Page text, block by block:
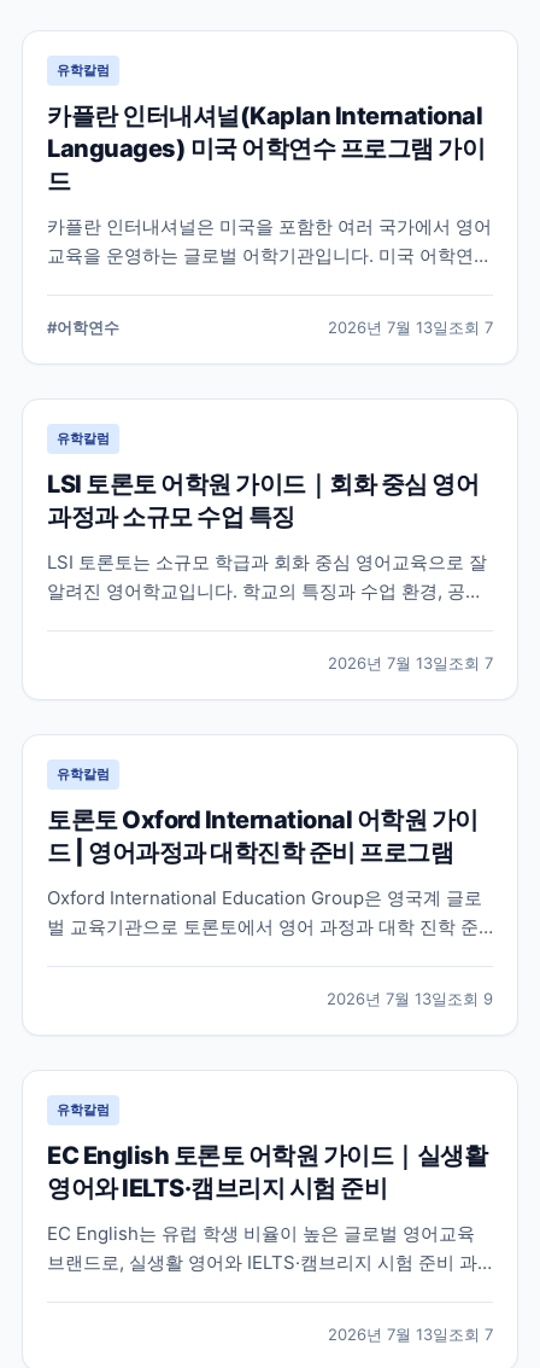
유학칼럼
카플란 인터내셔널(Kaplan International
Languages) 미국 어학연수 프로그램 가이
드
카플란 인터내셔널은 미국을 포함한 여러 국가에서 영어
교육을 운영하는 글로벌 어학기관입니다. 미국 어학연수
#어학연수 2026년 7월 13일조회 7
유학칼럼
LSI 토론토 어학원 가이드｜회화 중심 영어
과정과 소규모 수업 특징
LSI 토론토는 소규모 학급과 회화 중심 영어교육으로 잘
알려진 영어학교입니다. 학교의 특징과 수업 환경, 공식
2026년 7월 13일조회 7
유학칼럼
토론토 Oxford International 어학원 가이
드 | 영어과정과 대학진학 준비 프로그램
Oxford International Education Group은 영국계 글로
벌 교육기관으로 토론토에서 영어 과정과 대학 진학 준
2026년 7월 13일조회 9
유학칼럼
EC English 토론토 어학원 가이드｜실생활
영어와 IELTS·캠브리지 시험 준비
EC English는 유럽 학생 비율이 높은 글로벌 영어교육
브랜드로, 실생활 영어와 IELTS·캠브리지 시험 준비 과
2026년 7월 13일조회 7